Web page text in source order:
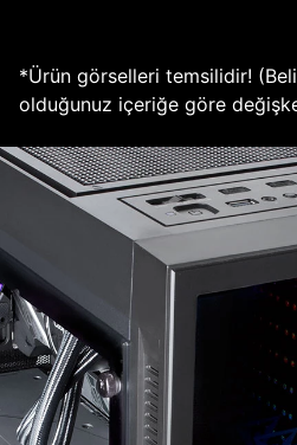
*Ürün görselleri temsilidir!
olduğunuz içeriğe göre